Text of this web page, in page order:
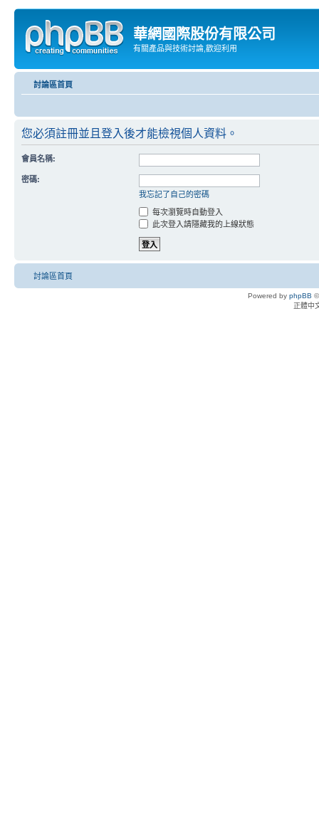
華網國際股份有限公司
有關產品與技術討論,歡迎利用
討論區首頁
您必須註冊並且登入後才能檢視個人資料。
會員名稱:
密碼:
我忘記了自己的密碼
每次瀏覽時自動登入
此次登入請隱藏我的上線狀態
討論區首頁
Powered by phpBB
正體中